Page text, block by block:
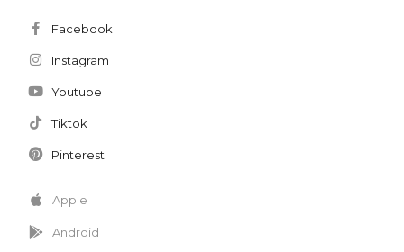
Facebook
Instagram
Youtube
Tiktok
Pinterest
Apple
Android